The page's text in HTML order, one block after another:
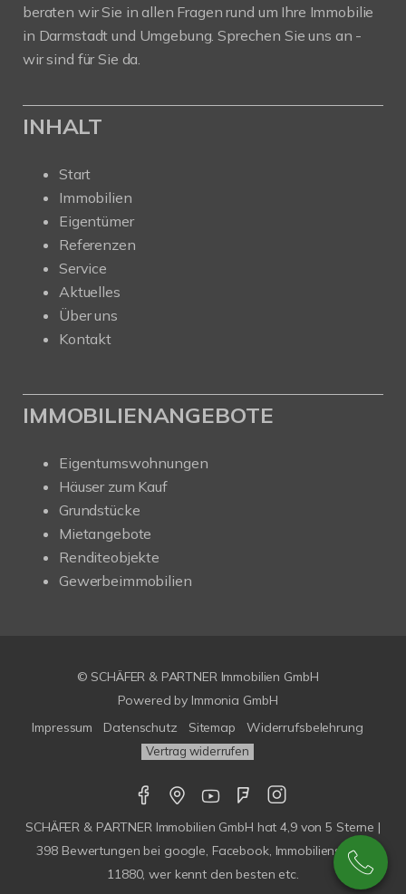
beraten wir Sie in allen Fragen rund um Ihre Immobilie
in Darmstadt und Umgebung. Sprechen Sie uns an -
wir sind für Sie da.
INHALT
Start
Immobilien
Eigentümer
Referenzen
Service
Aktuelles
Über uns
Kontakt
IMMOBILIENANGEBOTE
Eigentumswohnungen
Häuser zum Kauf
Grundstücke
Mietangebote
Renditeobjekte
Gewerbeimmobilien
© SCHÄFER & PARTNER Immobilien GmbH
Powered by Immonia GmbH
Impressum
Datenschutz Sitemap Widerrufsbelehrung
Vertrag widerrufen
SCHÄFER & PARTNER Immobilien GmbH hat4,9von5 Sterne |
398 Bewertungen bei google, Facebook, Immobilienscout,
11880, wer kennt den besten etc.